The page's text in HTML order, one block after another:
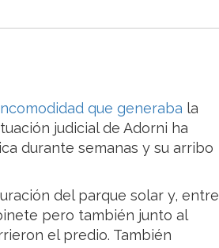
que generaba la
judicial de Adorni ha
durante semanas y su arribo
del parque solar y, entre
pero también junto al
el predio. También